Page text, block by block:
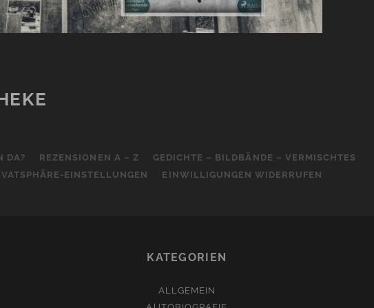
DA? REZENSIONEN A – Z
GEDICHTE – BILDBÄNDE – VERMISCHTES
EINSTELLUNGEN EINWILLIGUNGEN WIDERRUFEN
KATEGORIEN
ALLGEMEIN